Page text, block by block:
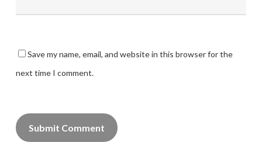
Save my name, email, and website in this browser for the
next time I comment.